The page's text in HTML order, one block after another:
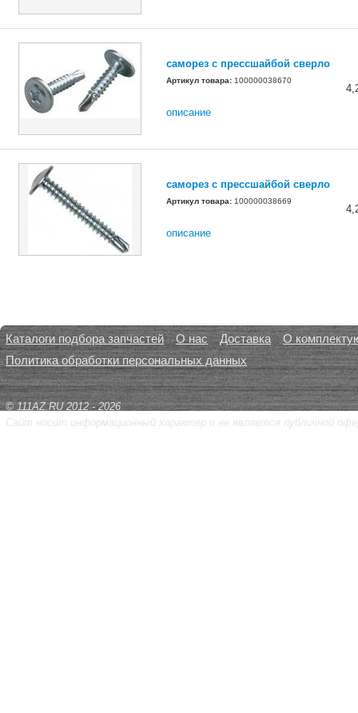
саморез с прессшайбой сверло
Артикул товара: 100000038670
описание
саморез с прессшайбой сверло
Артикул товара: 100000038669
описание
Каталоги подбора запчастей О нас Доставка
О
Политика обработки персональных данных
© 111AZ.RU 2012 - 2026
Сайт носит информационный характер и не является публичной